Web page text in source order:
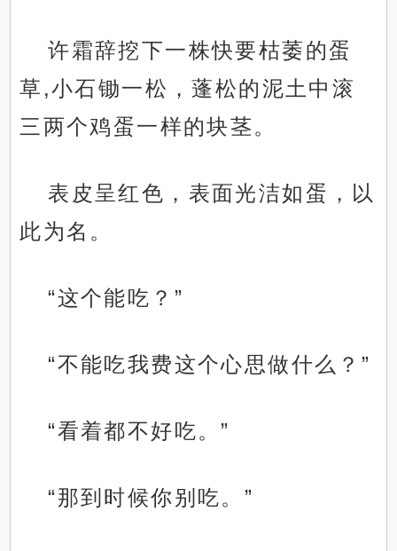
许霜辞挖下一株快要枯萎的蛋
草,小石锄一松，蓬松的泥土中滚
三两个鸡蛋一样的块茎。
表皮呈红色，表面光洁如蛋，以
此为名。
“这个能吃？”
“不能吃我费这个心思做什么？”
“看着都不好吃。”
“那到时候你别吃。”